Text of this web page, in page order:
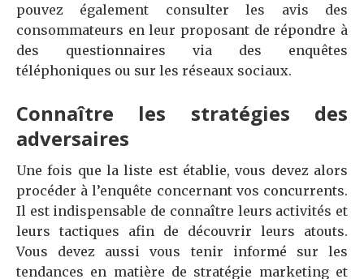
pouvez également consulter les avis des
consommateurs en leur proposant de répondre à
des questionnaires via des enquêtes
téléphoniques ou sur les réseaux sociaux.
Connaître les stratégies des
adversaires
Une fois que la liste est établie, vous devez alors
procéder à l’enquête concernant vos concurrents.
Il est indispensable de connaître leurs activités et
leurs tactiques afin de découvrir leurs atouts.
Vous devez aussi vous tenir informé sur les
tendances en matière de stratégie marketing et